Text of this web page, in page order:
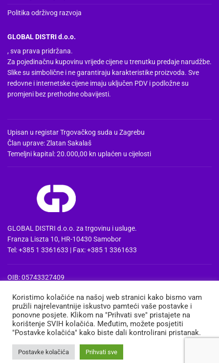
Politika održivog razvoja
GLOBAL DISTRI d.o.o.
, sva prava pridržana.
Za pojedinačnu kupovinu vrijede cijene u trenutku predaje narudžbe.
Slike su simbolične i ne garantiraju karakteristike proizvoda. Sve
redovne i internetske cijene imaju uključen PDV i podložne su
promjeni bez prethodne obavijesti.
Upisan u registar Trgovačkog suda u Zagrebu
Član uprave: Zlatan Sakalaš
Temeljni kapital: 20.000,00 kn uplaćen u cijelosti
GLOBAL DISTRI d.o.o. za trgovinu i usluge.
Franza Liszta 10, HR-10430 Samobor
Tel: +385 1 3361633 | Fax: +385 1 3361633
OIB: 05743327409
PDV Id: HR05743327409
IBAN: HR3724020061100668741
Erste&Steiermaerkische bank d.d. Zagreb
Copyright 2013-2026 ©Global Distri d.o.o.
Koristimo kolačiće na našoj web stranici kako bismo vam
pružili najrelevantnije iskustvo pamteći vaše postavke i
ponovne posjete. Klikom na "Prihvati sve" pristajete na
korištenje SVIH kolačića. Međutim, možete posjetiti
"Postavke kolačića" kako biste dali kontrolirani pristanak.
Postavke kolačića Prihvati sve